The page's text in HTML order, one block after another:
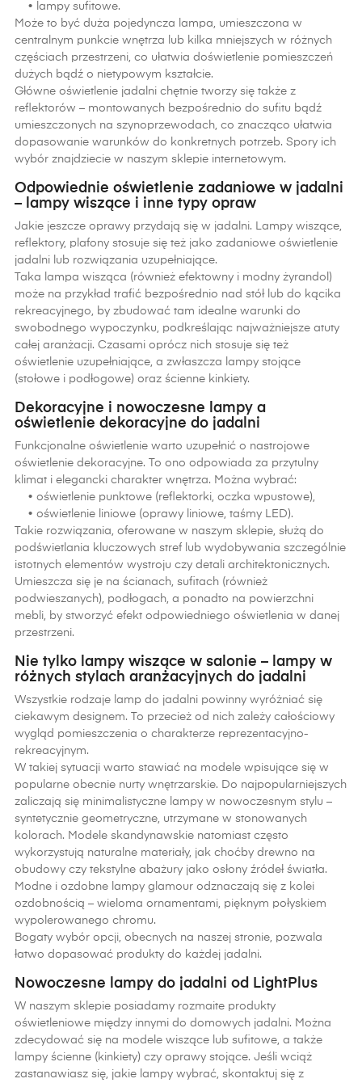
• lampy sufitowe.
Może to być duża pojedyncza lampa, umieszczona w
centralnym punkcie wnętrza lub kilka mniejszych w różnych
częściach przestrzeni, co ułatwia doświetlenie pomieszczeń
dużych bądź o nietypowym kształcie.
Główne oświetlenie jadalni chętnie tworzy się także z
reflektorów – montowanych bezpośrednio do sufitu bądź
umieszczonych na szynoprzewodach, co znacząco ułatwia
dopasowanie warunków do konkretnych potrzeb. Spory ich
wybór znajdziecie w naszym sklepie internetowym.
Odpowiednie oświetlenie zadaniowe w jadalni
– lampy wiszące i inne typy opraw
Jakie jeszcze oprawy przydają się w jadalni. Lampy wiszące,
reflektory, plafony stosuje się też jako zadaniowe oświetlenie
jadalni lub rozwiązania uzupełniające.
Taka lampa wisząca (również efektowny i modny żyrandol)
może na przykład trafić bezpośrednio nad stół lub do kącika
rekreacyjnego, by zbudować tam idealne warunki do
swobodnego wypoczynku, podkreślając najważniejsze atuty
całej aranżacji. Czasami oprócz nich stosuje się też
oświetlenie uzupełniające, a zwłaszcza lampy stojące
(stołowe i podłogowe) oraz ścienne kinkiety.
Dekoracyjne i nowoczesne lampy a
oświetlenie dekoracyjne do jadalni
Funkcjonalne oświetlenie warto uzupełnić o nastrojowe
oświetlenie dekoracyjne. To ono odpowiada za przytulny
klimat i elegancki charakter wnętrza. Można wybrać:
• oświetlenie punktowe (reflektorki, oczka wpustowe),
• oświetlenie liniowe (oprawy liniowe, taśmy LED).
Takie rozwiązania, oferowane w naszym sklepie, służą do
podświetlania kluczowych stref lub wydobywania szczególnie
istotnych elementów wystroju czy detali architektonicznych.
Umieszcza się je na ścianach, sufitach (również
podwieszanych), podłogach, a ponadto na powierzchni
mebli, by stworzyć efekt odpowiedniego oświetlenia w danej
przestrzeni.
Nie tylko lampy wiszące w salonie – lampy w
różnych stylach aranżacyjnych do jadalni
Wszystkie rodzaje lamp do jadalni powinny wyróżniać się
ciekawym designem. To przecież od nich zależy całościowy
wygląd pomieszczenia o charakterze reprezentacyjno-
rekreacyjnym.
W takiej sytuacji warto stawiać na modele wpisujące się w
popularne obecnie nurty wnętrzarskie. Do najpopularniejszych
zaliczają się minimalistyczne lampy w nowoczesnym stylu –
syntetycznie geometryczne, utrzymane w stonowanych
kolorach. Modele skandynawskie natomiast często
wykorzystują naturalne materiały, jak choćby drewno na
obudowy czy tekstylne abażury jako osłony źródeł światła.
Modne i ozdobne lampy glamour odznaczają się z kolei
ozdobnością – wieloma ornamentami, pięknym połyskiem
wypolerowanego chromu.
Bogaty wybór opcji, obecnych na naszej stronie, pozwala
łatwo dopasować produkty do każdej jadalni.
Nowoczesne lampy do jadalni od LightPlus
W naszym sklepie posiadamy rozmaite produkty
oświetleniowe między innymi do domowych jadalni. Można
zdecydować się na modele wiszące lub sufitowe, a także
lampy ścienne (kinkiety) czy oprawy stojące. Jeśli wciąż
zastanawiasz się, jakie lampy wybrać, skontaktuj się z